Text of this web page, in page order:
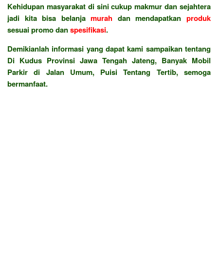
Kehidupan masyarakat di sini cukup makmur dan sejahtera
jadi kita bisa belanjamurah dan mendapatkanproduk
sesuai promo danspesifikasi.
Demikianlah informasi yang dapat kami sampaikan tentang
Di Kudus Provinsi Jawa Tengah Jateng, Banyak Mobil
Parkir di Jalan Umum, Puisi Tentang Tertib, semoga
bermanfaat.